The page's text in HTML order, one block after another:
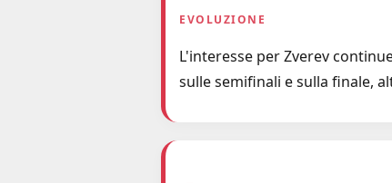
EVOLUZIONE
L'interesse per Zverev
sulle semifinali e sulla finale,